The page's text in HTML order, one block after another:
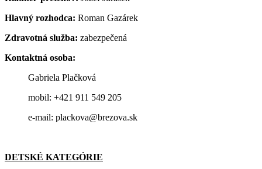
Hlavný rozhodca: Roman Gazárek
Zdravotná služba: zabezpečená
Kontaktná osoba:
Gabriela Plačková
mobil: +421 911 549 205
e-mail: plackova@brezova.sk
DETSKÉ KATEGÓRIE